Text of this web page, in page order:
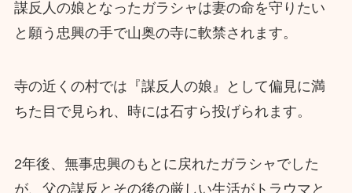
謀反人の娘となったガラシャは妻の命を守りたい
と願う忠興の手で山奥の寺に軟禁されます。
寺の近くの村では『謀反人の娘』として偏見に満
ちた目で見られ、時には石すら投げられます。
2年後、無事忠興のもとに戻れたガラシャでした
が、父の謀反とその後の厳しい生活がトラウマと